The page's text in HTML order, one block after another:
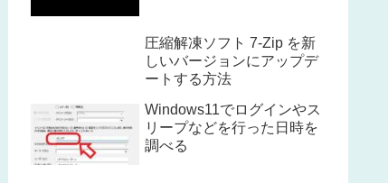
圧縮解凍ソフト 7-Zip を新
しいバージョンにアップデ
ートする方法
Windows11でログインやス
リープなどを行った日時を
調べる